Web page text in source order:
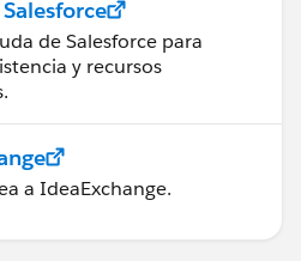
de Salesforce para
y recursos
a IdeaExchange.